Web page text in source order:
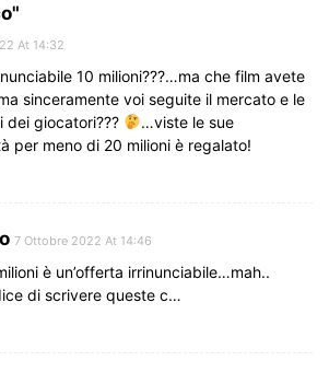
At 14:32
10 milioni???…ma che film avete
sinceramente voi seguite il mercato e le
dei giocatori???
…viste le sue
per meno di 20 milioni è regalato!
7 Ottobre 2022 At 14:46
è un’offerta irrinunciabile…mah..
di scrivere queste c…